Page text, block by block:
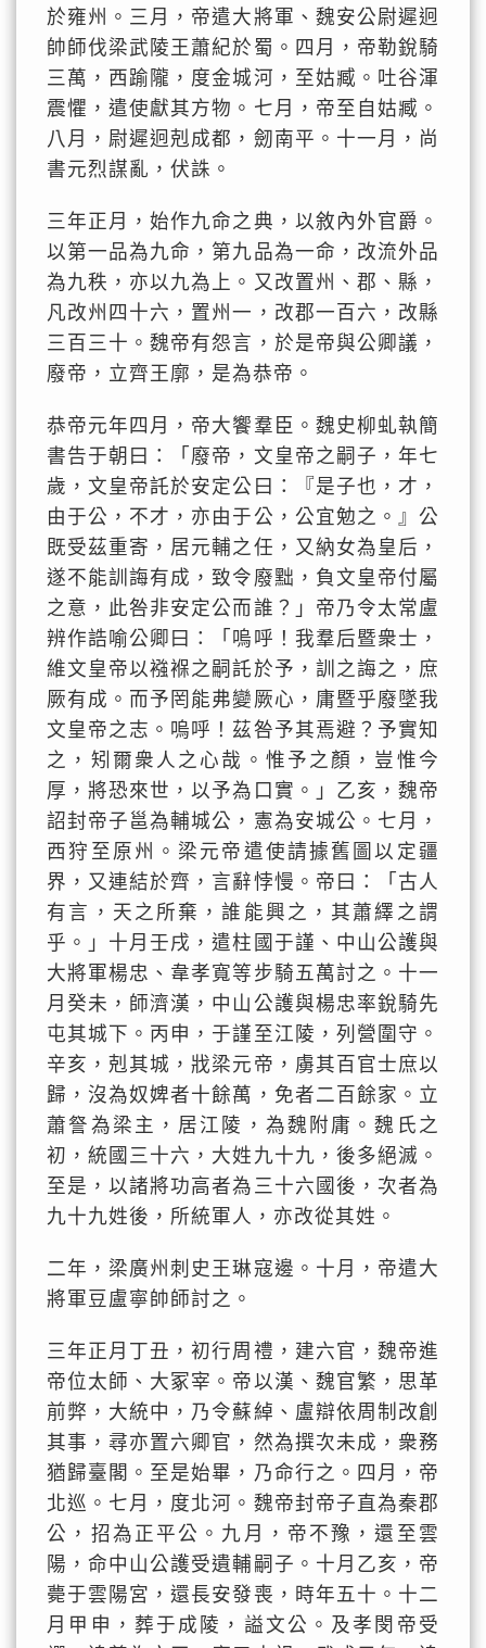
於雍州。三月，帝遣大將軍、魏安公尉遲迥
帥師伐梁武陵王蕭紀於蜀。四月，帝勒銳騎
三萬，西踰隴，度金城河，至姑臧。吐谷渾
震懼，遣使獻其方物。七月，帝至自姑臧。
八月，尉遲迥剋成都，劒南平。十一月，尚
書元烈謀亂，伏誅。
三年正月，始作九命之典，以敘內外官爵。
以第一品為九命，第九品為一命，改流外品
為九秩，亦以九為上。又改置州、郡、縣，
凡改州四十六，置州一，改郡一百六，改縣
三百三十。魏帝有怨言，於是帝與公卿議，
廢帝，立齊王廓，是為恭帝。
恭帝元年四月，帝大饗羣臣。魏史柳虬執簡
書告于朝曰：「廢帝，文皇帝之嗣子，年七
歲，文皇帝託於安定公曰：『是子也，才，
由于公，不才，亦由于公，公宜勉之。』公
既受茲重寄，居元輔之任，又納女為皇后，
遂不能訓誨有成，致令廢黜，負文皇帝付屬
之意，此咎非安定公而誰？」帝乃令太常盧
辨作誥喻公卿曰：「嗚呼！我羣后暨衆士，
維文皇帝以襁褓之嗣託於予，訓之誨之，庶
厥有成。而予罔能弗變厥心，庸暨乎廢墜我
文皇帝之志。嗚呼！茲咎予其焉避？予實知
之，矧爾衆人之心哉。惟予之顏，豈惟今
厚，將恐來世，以予為口實。」乙亥，魏帝
詔封帝子邕為輔城公，憲為安城公。七月，
西狩至原州。梁元帝遣使請據舊圖以定疆
界，又連結於齊，言辭悖慢。帝曰：「古人
有言，天之所棄，誰能興之，其蕭繹之謂
乎。」十月壬戌，遣柱國于謹、中山公護與
大將軍楊忠、韋孝寬等步騎五萬討之。十一
月癸未，師濟漢，中山公護與楊忠率銳騎先
屯其城下。丙申，于謹至江陵，列營圍守。
辛亥，剋其城，戕梁元帝，虜其百官士庶以
歸，沒為奴婢者十餘萬，免者二百餘家。立
蕭詧為梁主，居江陵，為魏附庸。魏氏之
初，統國三十六，大姓九十九，後多絕滅。
至是，以諸將功高者為三十六國後，次者為
九十九姓後，所統軍人，亦改從其姓。
二年，梁廣州刺史王琳寇邊。十月，帝遣大
將軍豆盧寧帥師討之。
三年正月丁丑，初行周禮，建六官，魏帝進
帝位太師、大冢宰。帝以漢、魏官繁，思革
前弊，大統中，乃令蘇綽、盧辯依周制改創
其事，尋亦置六卿官，然為撰次未成，衆務
猶歸臺閣。至是始畢，乃命行之。四月，帝
北巡。七月，度北河。魏帝封帝子直為秦郡
公，招為正平公。九月，帝不豫，還至雲
陽，命中山公護受遺輔嗣子。十月乙亥，帝
薨于雲陽宮，還長安發喪，時年五十。十二
月甲申，葬于成陵，謚文公。及孝閔帝受